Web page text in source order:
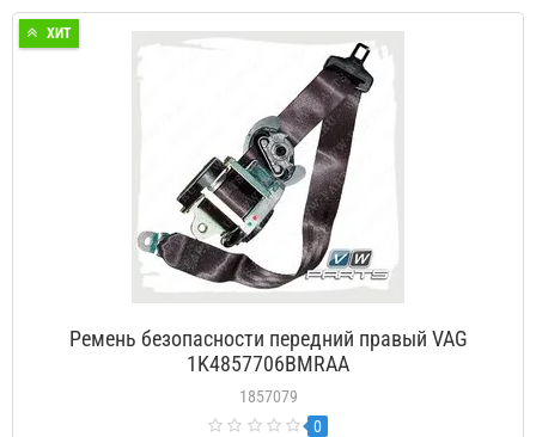
ХИТ
Ремень безопасности передний правый VAG
1K4857706BMRAA
1857079
0